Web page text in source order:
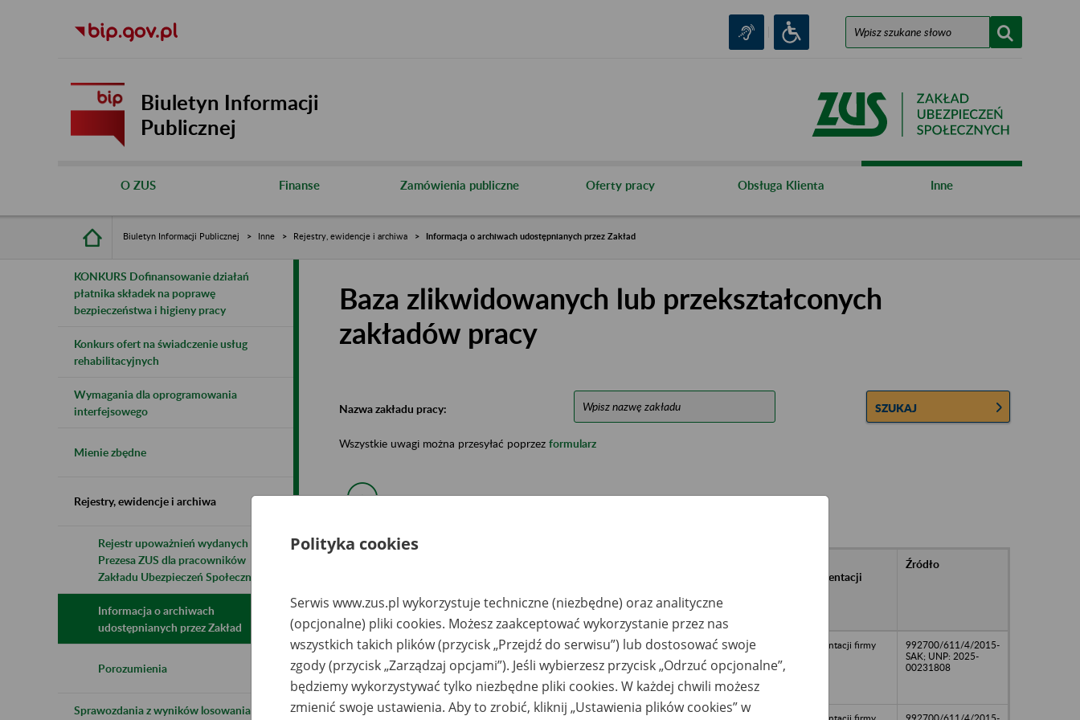
Biuletyn Informacji
Publicznej
O ZUS Finanse Zamówienia publiczne Oferty pracy Obsługa Klienta Inne
Biuletyn Informacji Publicznej Inne Rejestry, ewidencje i archiwa Informacja o archiwach udostępnianych przez Zakład
KONKURS Dofinansowanie działań
płatnika składek na poprawę
bezpieczeństwa i higieny pracy
Konkurs ofert na świadczenie usług
rehabilitacyjnych
Wymagania dla oprogramowania
interfejsowego
Mienie zbędne
Rejestry, ewidencje i archiwa
Rejestr upoważnień wydanych przez
Prezesa ZUS dla pracowników
Zakładu Ubezpieczeń Społecznych
Informacja o archiwach
udostępnianych przez Zakład
Porozumienia
Sprawozdania z wyników losowania do
Baza zlikwidowanych lub przekształconych
zakładów pracy
Nazwa zakładu pracy: SZUKAJ
Wszystkie uwagi można przesyłać poprzez formularz
archiwach
państwowych
dokumentacji
Źródło
EP Spółka z o.o. -
ARCHEON Składnica
Akt Pracowniczych
Spółka z o.o. ul.
Poznańska 15 62-080
Góra
dokumentacji firmy
992700/611/4/2015-
SAK; UNP: 2025-
00231808
Polityka cookies
Serwis www.zus.pl wykorzystuje techniczne (niezbędne) oraz analityczne
(opcjonalne) pliki cookies. Możesz zaakceptować wykorzystanie przez nas
wszystkich takich plików (przycisk „Przejdź do serwisu”) lub dostosować swoje
zgody (przycisk „Zarządzaj opcjami”). Jeśli wybierzesz przycisk „Odrzuć opcjonalne”,
będziemy wykorzystywać tylko niezbędne pliki cookies. W każdej chwili możesz
zmienić swoje ustawienia. Aby to zrobić, kliknij „Ustawienia plików cookies” w